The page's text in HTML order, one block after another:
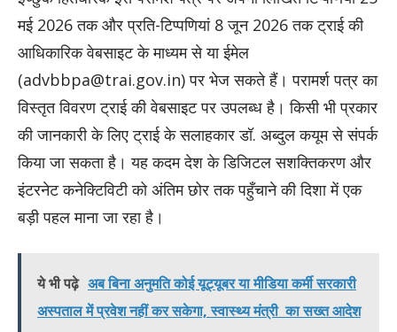
मई 2026 तक और प्रति-टिप्पणियां 8 जून 2026 तक ट्राई की
आधिकारिक वेबसाइट के माध्यम से या ईमेल
(advbbpa@trai.gov.in) पर भेज सकते हैं। परामर्श पत्र का
विस्तृत विवरण ट्राई की वेबसाइट पर उपलब्ध है। किसी भी प्रकार
की जानकारी के लिए ट्राई के सलाहकार डॉ. अब्दुल कयूम से संपर्क
किया जा सकता है। यह कदम देश के डिजिटल सशक्तिकरण और
इंटरनेट कनेक्टिविटी को अंतिम छोर तक पहुँचाने की दिशा में एक
बड़ी पहल माना जा रहा है।
ये भी पढ़े अब बिना अनुमति कोई यूट्यूबर या मीडिया कर्मी सरकारी
अस्पताल में प्रवेश नहीं कर सकेगा, स्वास्थ्य मंत्री का सख्त आदेश